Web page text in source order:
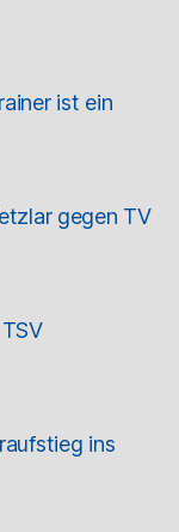
ist ein
gegen TV
ins